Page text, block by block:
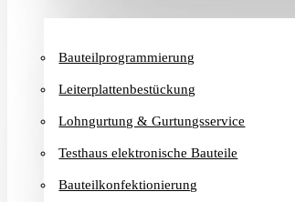
Bauteilprogrammierung
Leiterplattenbestückung
Lohngurtung & Gurtungsservice
Testhaus elektronische Bauteile
Bauteilkonfektionierung